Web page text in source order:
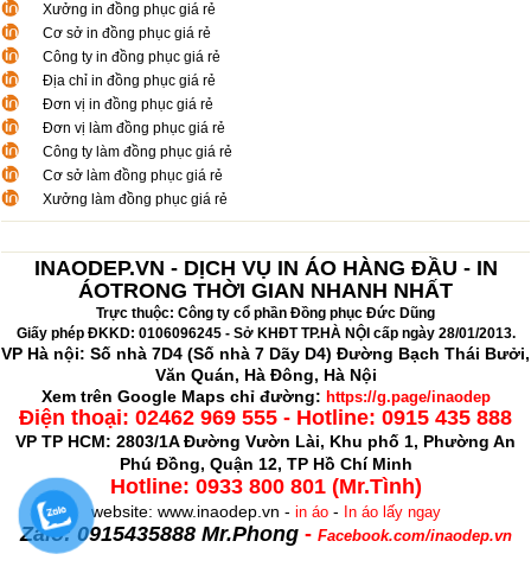
Xưởng in đồng phục giá rẻ
Cơ sở in đồng phục giá rẻ
Công ty in đồng phục giá rẻ
Địa chỉ in đồng phục giá rẻ
Đơn vị in đồng phục giá rẻ
Đơn vị làm đồng phục giá rẻ
Công ty làm đồng phục giá rẻ
Cơ sở làm đồng phục giá rẻ
Xưởng làm đồng phục giá rẻ
INAODEP.VN - DỊCH VỤ IN ÁO HÀNG ĐẦU - IN
ÁOTRONG THỜI GIAN NHANH NHẤT
Trực thuộc: Công ty cổ phần Đồng phục Đức Dũng
Giấy phép ĐKKD: 0106096245 - Sở KHĐT TP.HÀ NỘI cấp ngày 28/01/2013.
VP Hà nội: Số nhà 7D4 (Số nhà 7 Dãy D4) Đường Bạch Thái Bưởi,
Văn Quán, Hà Đông, Hà Nội
Xem trên Google Maps chỉ đường: https://g.page/inaodep
Điện thoại: 02462 969 555 - Hotline: 0915 435 888
VP TP HCM: 2803/1A Đường Vườn Lài, Khu phố 1, Phường An
Phú Đồng, Quận 12, TP Hồ Chí Minh
Hotline: 0933 800 801 (Mr.Tình)
website: www.inaodep.vn - in áo- In áo lấy ngay
Zalo: 0915435888 Mr.Phong- Facebook.com/inaodep.vn